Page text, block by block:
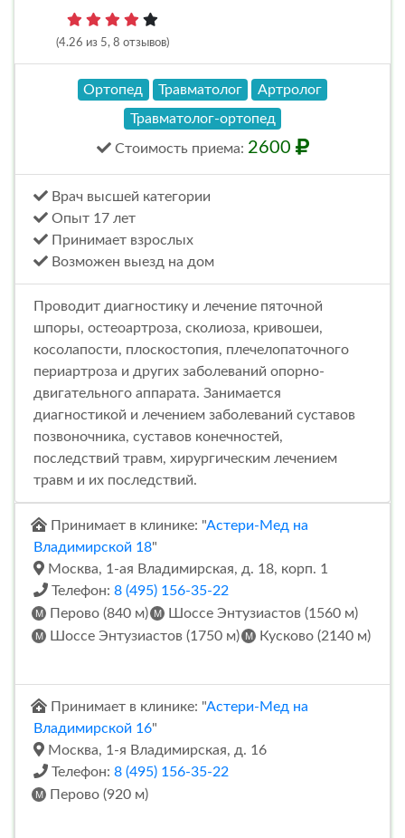
(4.26 из 5, 8 отзывов)
Ортопед Травматолог
Артролог
Травматолог-ортопед
Стоимость приема: 2600
Врач высшей категории
Опыт 17 лет
Принимает взрослых
Возможен выезд на дом
Проводит диагностику и лечение пяточной
шпоры, остеоартроза, сколиоза, кривошеи,
косолапости, плоскостопия, плечелопаточного
периартроза и других заболеваний опорно-
двигательного аппарата. Занимается
диагностикой и лечением заболеваний суставов
позвоночника, суставов конечностей,
последствий травм, хирургическим лечением
травм и их последствий.
Принимает в клинике: "Астери-Мед на
Владимирской 18"
Москва, 1-ая Владимирская, д. 18, корп. 1
Телефон: 8 (495) 156-35-22
Перово (840 м)
Шоссе Энтузиастов (1560 м)
Шоссе Энтузиастов (1750 м)
Кусково (2140 м)
Принимает в клинике: "Астери-Мед на
Владимирской 16"
Москва, 1-я Владимирская, д. 16
Телефон: 8 (495) 156-35-22
Перово (920 м)